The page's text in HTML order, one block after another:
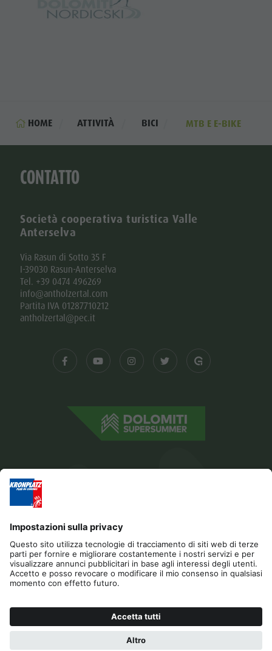
HOME ATTIVITÀ BICI MTB E E-BIKE
CONTATTO
Società cooperativa turistica Valle
Anterselva
Via Rasun di Sotto 35 F
I-39030 Rasun-Anterselva
Tel. +39 0474 496269
info@antholzertal.com
Partita IVA 01287710212
antholzertal@pec.it
Editoria Privacy Dichiarazione di accessibilità
Contatto